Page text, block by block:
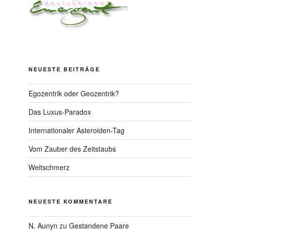
NEUESTE BEITRÄGE
Egozentrik oder Geozentrik?
Das Luxus-Paradox
Internationaler Asteroiden-Tag
Vom Zauber des Zeitstaubs
Weltschmerz
NEUESTE KOMMENTARE
N. Aunyn zu Gestandene Paare